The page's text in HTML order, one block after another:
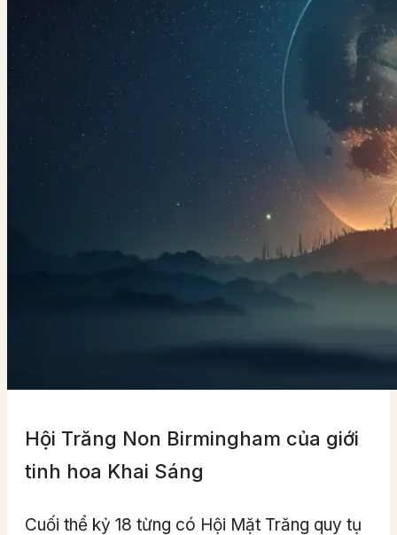
Hội Trăng Non Birmingham của giới
tinh hoa Khai Sáng
Cuối thể kỷ 18 từng có Hội Mặt Trăng quy tụ